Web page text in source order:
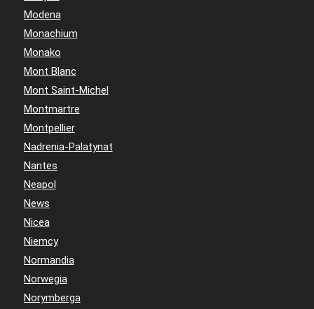
Modena
Monachium
Monako
Mont Blanc
Mont Saint-Michel
Montmartre
Montpellier
Nadrenia-Palatynat
Nantes
Neapol
News
Nicea
Niemcy
Normandia
Norwegia
Norymberga